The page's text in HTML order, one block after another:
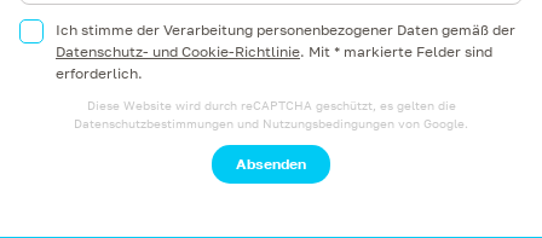
Ich stimme der Verarbeitung personenbezogener Daten gemäß der
Datenschutz- und Cookie-Richtlinie. Mit * markierte Felder sind
erforderlich.
Diese Website wird durch reCAPTCHA geschützt, es gelten die
Datenschutzbestimmungen und Nutzungsbedingungen von Google.
Absenden